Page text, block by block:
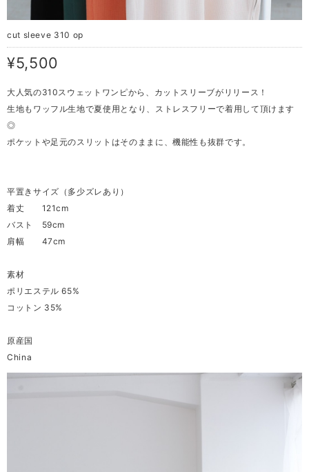
cut sleeve 310 op
¥5,500
大人気の310スウェットワンピから、カットスリーブがリリース！
生地もワッフル生地で夏使用となり、ストレスフリーで着用して頂けます
◎
ポケットや足元のスリットはそのままに、機能性も抜群です。
平置きサイズ（多少ズレあり）
着丈 121cm
バスト 59cm
肩幅 47cm
素材
ポリエステル 65%
コットン 35%
原産国
China